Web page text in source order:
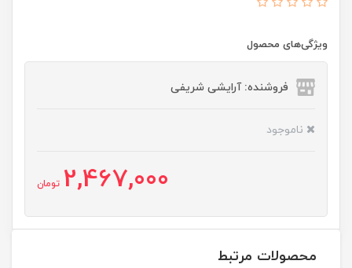
ویژگی‌های محصول
فروشنده: آرایشی شریفی
ناموجود
2,467,000 تومان
محصولات مرتبط